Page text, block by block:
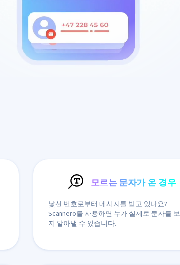
모르는 문자가 온 경우
낯선 번호로부터 메시지를 받고 있나요?
Scannero를 사용하면 누가 실제로 문자를
지 알아낼 수 있습니다.